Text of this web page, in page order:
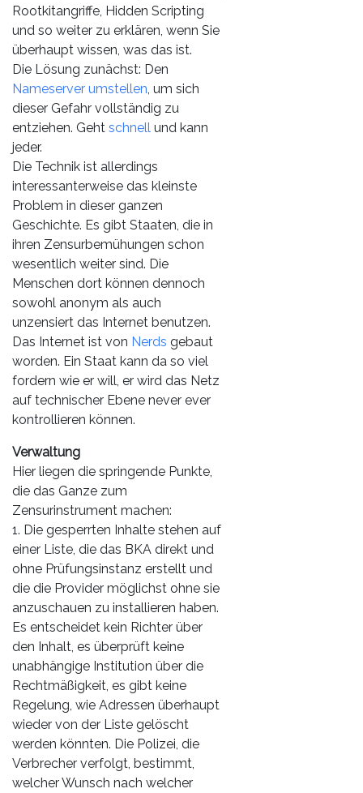
Rootkitangriffe, Hidden Scripting
und so weiter zu erklären, wenn Sie
überhaupt wissen, was das ist.
Die Lösung zunächst: Den
Nameserver umstellen, um sich
dieser Gefahr vollständig zu
entziehen. Geht schnell und kann
jeder.
Die Technik ist allerdings
interessanterweise das kleinste
Problem in dieser ganzen
Geschichte. Es gibt Staaten, die in
ihren Zensurbemühungen schon
wesentlich weiter sind. Die
Menschen dort können dennoch
sowohl anonym als auch
unzensiert das Internet benutzen.
Das Internet ist von Nerds gebaut
worden. Ein Staat kann da so viel
fordern wie er will, er wird das Netz
auf technischer Ebene never ever
kontrollieren können.
Verwaltung
Hier liegen die springende Punkte,
die das Ganze zum
Zensurinstrument machen:
1. Die gesperrten Inhalte stehen auf
einer Liste, die das BKA direkt und
ohne Prüfungsinstanz erstellt und
die die Provider möglichst ohne sie
anzuschauen zu installieren haben.
Es entscheidet kein Richter über
den Inhalt, es überprüft keine
unabhängige Institution über die
Rechtmäßigkeit, es gibt keine
Regelung, wie Adressen überhaupt
wieder von der Liste gelöscht
werden könnten. Die Polizei, die
Verbrecher verfolgt, bestimmt,
welcher Wunsch nach welcher